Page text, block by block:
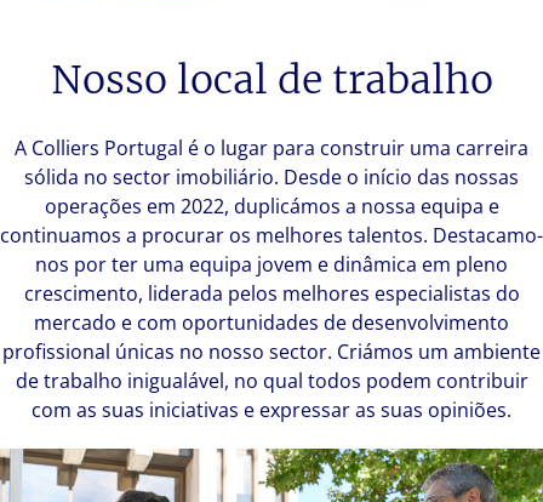
Nosso local de trabalho
A Colliers Portugal é o lugar para construir uma carreira
sólida no sector imobiliário. Desde o início das nossas
operações em 2022, duplicámos a nossa equipa e
continuamos a procurar os melhores talentos. Destacamo-
nos por ter uma equipa jovem e dinâmica em pleno
crescimento, liderada pelos melhores especialistas do
mercado e com oportunidades de desenvolvimento
profissional únicas no nosso sector. Criámos um ambiente
de trabalho inigualável, no qual todos podem contribuir
com as suas iniciativas e expressar as suas opiniões.